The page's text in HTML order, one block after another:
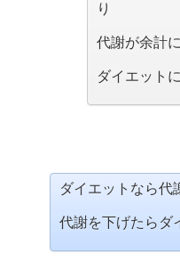
り
代謝が余計
ダイエット
ダイエットなら代
代謝を下げたらダ